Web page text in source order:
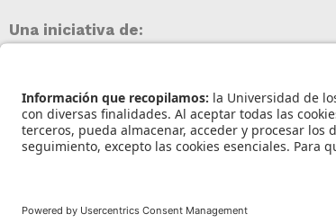
Una iniciativa de:
Reconocimiento personería jurídica: Resolución 28 del 23 de febrero